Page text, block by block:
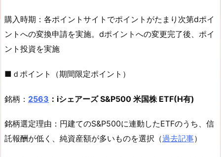
購入時期：各ポイントサイトでポイントがたまり次第dポイ
ントへの変換申請を実施。dポイントへの変更完了後、ポイ
ント投資を実施
■ｄポイント（期間限定ポイント）
銘柄： 2563 ：iシェアーズ S&P500 米国株 ETF(H有)
銘柄選定理由：円建てのS&P500に連動したETFのうち、信
託報酬が低く、純資産額が多いものを選択（過去記事）